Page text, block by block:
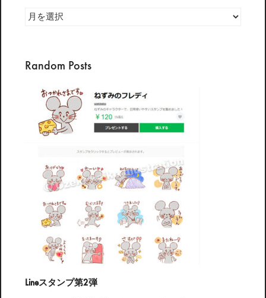
Archives
Random Posts
Lineスタンプ第2弾